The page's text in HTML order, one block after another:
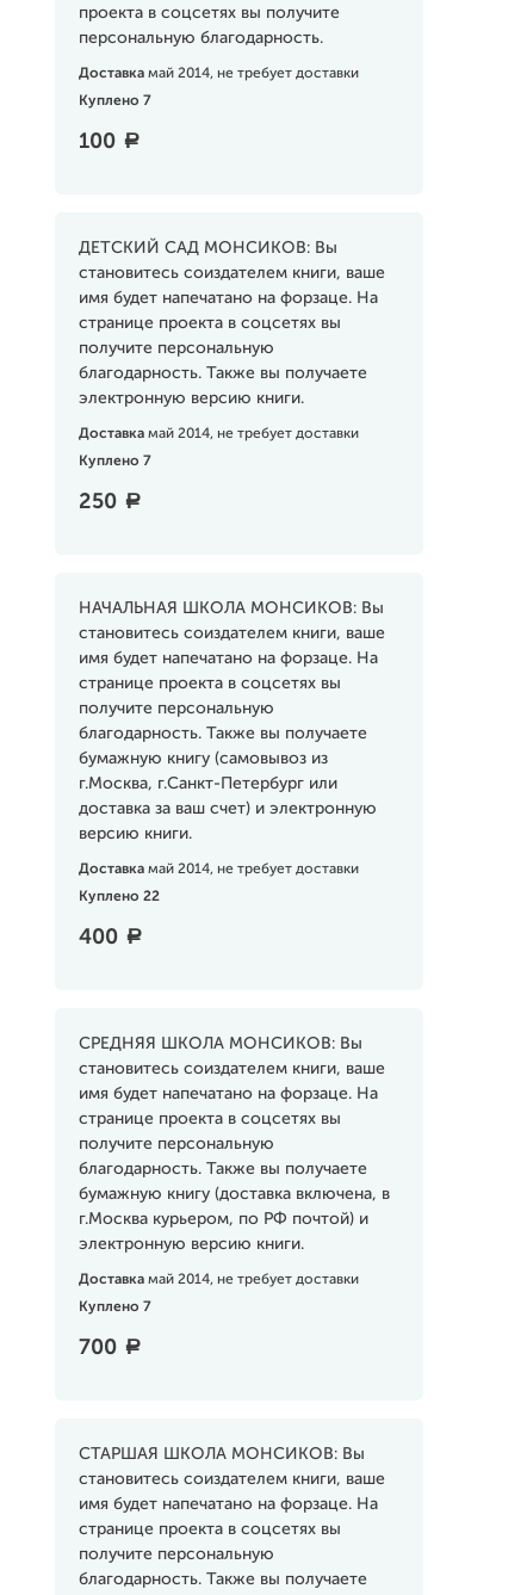
проекта в соцсетях вы получите
персональную благодарность.
Доставка май 2014, не требует доставки
Куплено 7
100 a
ДЕТСКИЙ САД МОНСИКОВ: Вы
становитесь соиздателем книги, ваше
имя будет напечатано на форзаце. На
странице проекта в соцсетях вы
получите персональную
благодарность. Также вы получаете
электронную версию книги.
Доставка май 2014, не требует доставки
Куплено 7
250 a
НАЧАЛЬНАЯ ШКОЛА МОНСИКОВ: Вы
становитесь соиздателем книги, ваше
имя будет напечатано на форзаце. На
странице проекта в соцсетях вы
получите персональную
благодарность. Также вы получаете
бумажную книгу (самовывоз из
г.Москва, г.Санкт-Петербург или
доставка за ваш счет) и электронную
версию книги.
Доставка май 2014, не требует доставки
Куплено 22
400 a
СРЕДНЯЯ ШКОЛА МОНСИКОВ: Вы
становитесь соиздателем книги, ваше
имя будет напечатано на форзаце. На
странице проекта в соцсетях вы
получите персональную
благодарность. Также вы получаете
бумажную книгу (доставка включена, в
г.Москва курьером, по РФ почтой) и
электронную версию книги.
Доставка май 2014, не требует доставки
Куплено 7
700 a
СТАРШАЯ ШКОЛА МОНСИКОВ: Вы
становитесь соиздателем книги, ваше
имя будет напечатано на форзаце. На
странице проекта в соцсетях вы
получите персональную
благодарность. Также вы получаете